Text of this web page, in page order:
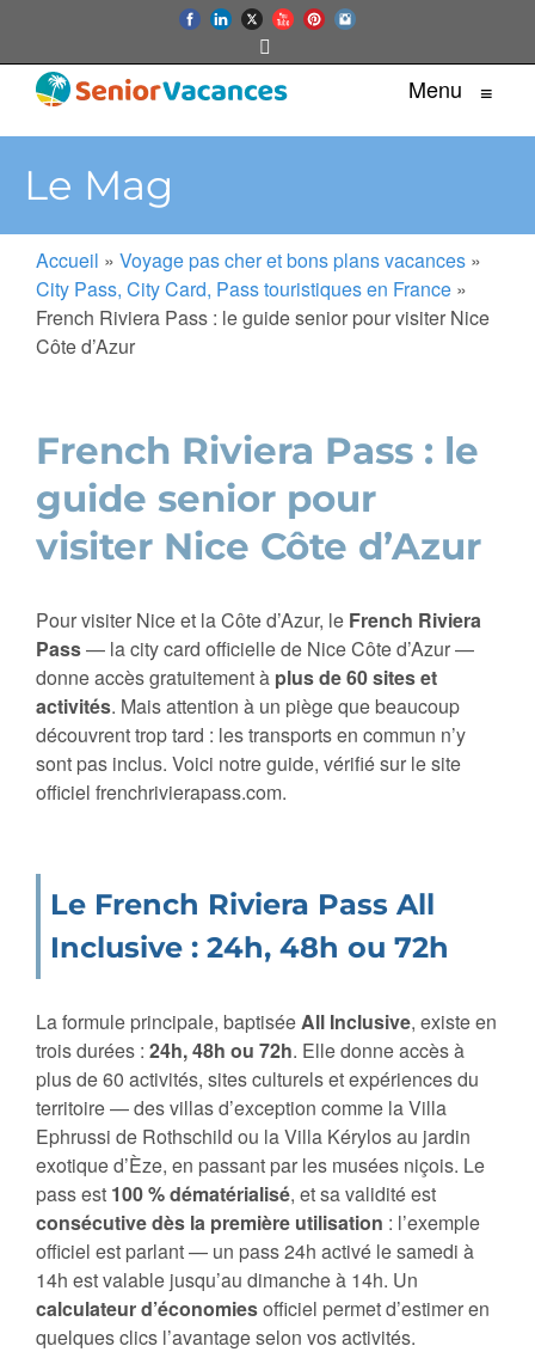
Menu ≡
Le Mag
Accueil » Voyage pas cher et bons plans vacances »
City Pass, City Card, Pass touristiques en France »
French Riviera Pass : le guide senior pour visiter Nice
Côte d’Azur
French Riviera Pass : le
guide senior pour
visiter Nice Côte d’Azur
Pour visiter Nice et la Côte d’Azur, le French Riviera
Pass— la city card officielle de Nice Côte d’Azur —
donne accès gratuitement à plus de 60 sites et
activités. Mais attention à un piège que beaucoup
découvrent trop tard : les transports en commun n’y
sont pas inclus. Voici notre guide, vérifié sur le site
officiel frenchrivierapass.com.
Le French Riviera Pass All
Inclusive : 24h, 48h ou 72h
La formule principale, baptiséeAll Inclusive, existe en
trois durées : 24h, 48h ou 72h. Elle donne accès à
plus de 60 activités, sites culturels et expériences du
territoire — des villas d’exception comme la Villa
Ephrussi de Rothschild ou la Villa Kérylos au jardin
exotique d’Èze, en passant par les musées niçois. Le
pass est 100 % dématérialisé, et sa validité est
consécutive dès la première utilisation : l’exemple
officiel est parlant — un pass 24h activé le samedi à
14h est valable jusqu’au dimanche à 14h. Un
calculateur d’économiesofficiel permet d’estimer en
quelques clics l’avantage selon vos activités.